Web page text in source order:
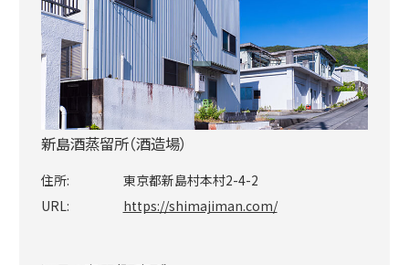
新島酒蒸留所（酒造場）
住所:
東京都新島村本村2-4-2
URL:
https://shimajiman.com/